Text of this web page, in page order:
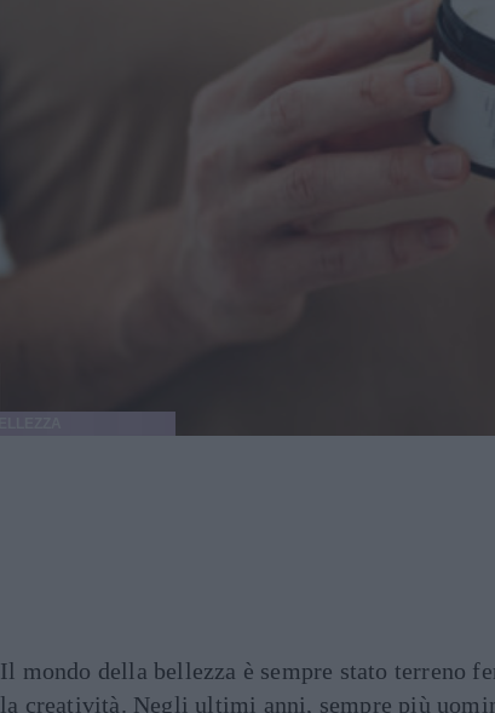
Il mondo della bellezza è sempre stato terreno
la creatività. Negli ultimi anni, sempre più